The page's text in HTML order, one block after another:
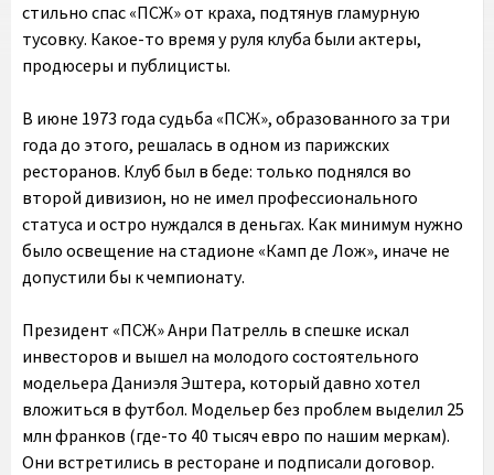
стильно спас «ПСЖ» от краха, подтянув гламурную
тусовку. Какое-то время у руля клуба были актеры,
продюсеры и публицисты.
В июне 1973 года судьба «ПСЖ», образованного за три
года до этого, решалась в одном из парижских
ресторанов. Клуб был в беде: только поднялся во
второй дивизион, но не имел профессионального
статуса и остро нуждался в деньгах. Как минимум нужно
было освещение на стадионе «Камп де Лож», иначе не
допустили бы к чемпионату.
Президент «ПСЖ» Анри Патрелль в спешке искал
инвесторов и вышел на молодого состоятельного
модельера Даниэля Эштера, который давно хотел
вложиться в футбол. Модельер без проблем выделил 25
млн франков (где-то 40 тысяч евро по нашим меркам).
Они встретились в ресторане и подписали договор.